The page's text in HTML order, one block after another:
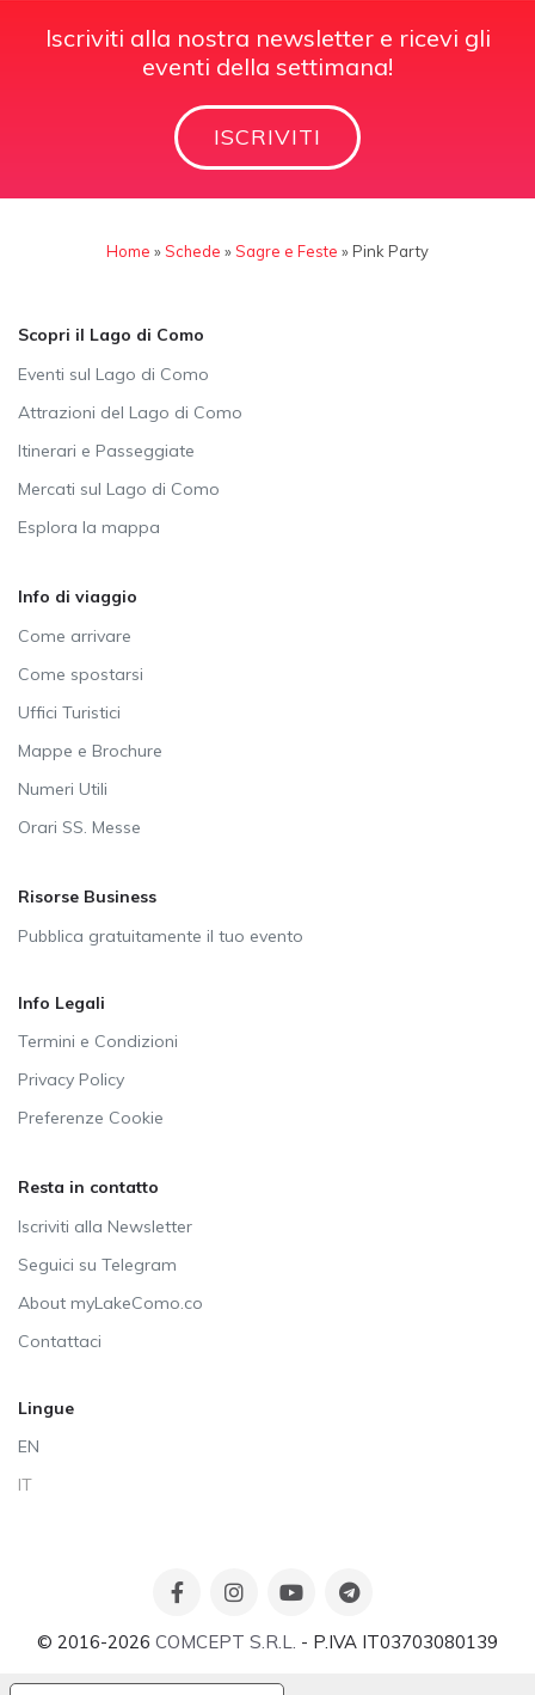
Iscriviti alla nostra newsletter e ricevi gli
eventi della settimana!
ISCRIVITI
Home »Schede »Sagre e Feste » Pink Party
Scopri il Lago di Como
Eventi sul Lago di Como
Attrazioni del Lago di Como
Itinerari e Passeggiate
Mercati sul Lago di Como
Esplora la mappa
Info di viaggio
Come arrivare
Come spostarsi
Uffici Turistici
Mappe e Brochure
Numeri Utili
Orari SS. Messe
Risorse Business
Pubblica gratuitamente il tuo evento
Info Legali
Termini e Condizioni
Privacy Policy
Preferenze Cookie
Resta in contatto
Iscriviti alla Newsletter
Seguici su Telegram
About myLakeComo.co
Contattaci
Lingue
EN
IT
© 2016-2026 COMCEPT S.R.L. - P.IVA IT03703080139